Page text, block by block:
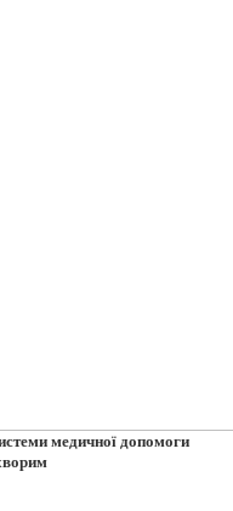
медичної допомоги